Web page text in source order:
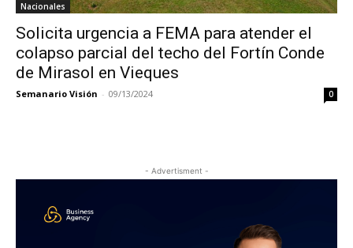
Nacionales
Solicita urgencia a FEMA para atender el
colapso parcial del techo del Fortín Conde
de Mirasol en Vieques
Semanario Visión - 09/13/2024 0
- Advertisment -